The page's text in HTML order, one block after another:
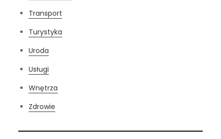
Transport
Turystyka
Uroda
Usługi
Wnętrza
Zdrowie